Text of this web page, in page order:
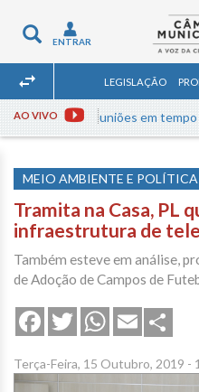
Toggle
navigation
ENTRAR
LEGISLAÇÃO
AO VIVO
Assista às reuniões em tempo
MEIO AMBIENTE E
Tramita na Casa, PL
infraestrutura de
Também esteve em análise,
de Adoção de Campos de
FacebookTwitterWhatsApp
Email
Terça-Feira, 15 Outubro, 2019 -